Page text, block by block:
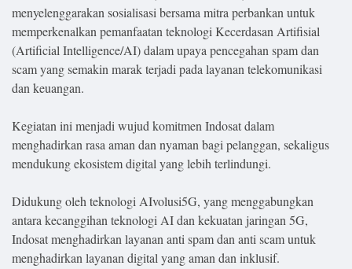
2026
Djournalist.com
.
All
Right
Reserved
menyelenggarakan sosialisasi bersama mitra perbankan untuk
memperkenalkan pemanfaatan teknologi Kecerdasan Artifisial
(Artificial Intelligence/AI) dalam upaya pencegahan spam dan
scam yang semakin marak terjadi pada layanan telekomunikasi
dan keuangan.
Kegiatan ini menjadi wujud komitmen Indosat dalam
menghadirkan rasa aman dan nyaman bagi pelanggan, sekaligus
mendukung ekosistem digital yang lebih terlindungi.
Didukung oleh teknologi AIvolusi5G, yang menggabungkan
antara kecanggihan teknologi AI dan kekuatan jaringan 5G,
Indosat menghadirkan layanan anti spam dan anti scam untuk
menghadirkan layanan digital yang aman dan inklusif.